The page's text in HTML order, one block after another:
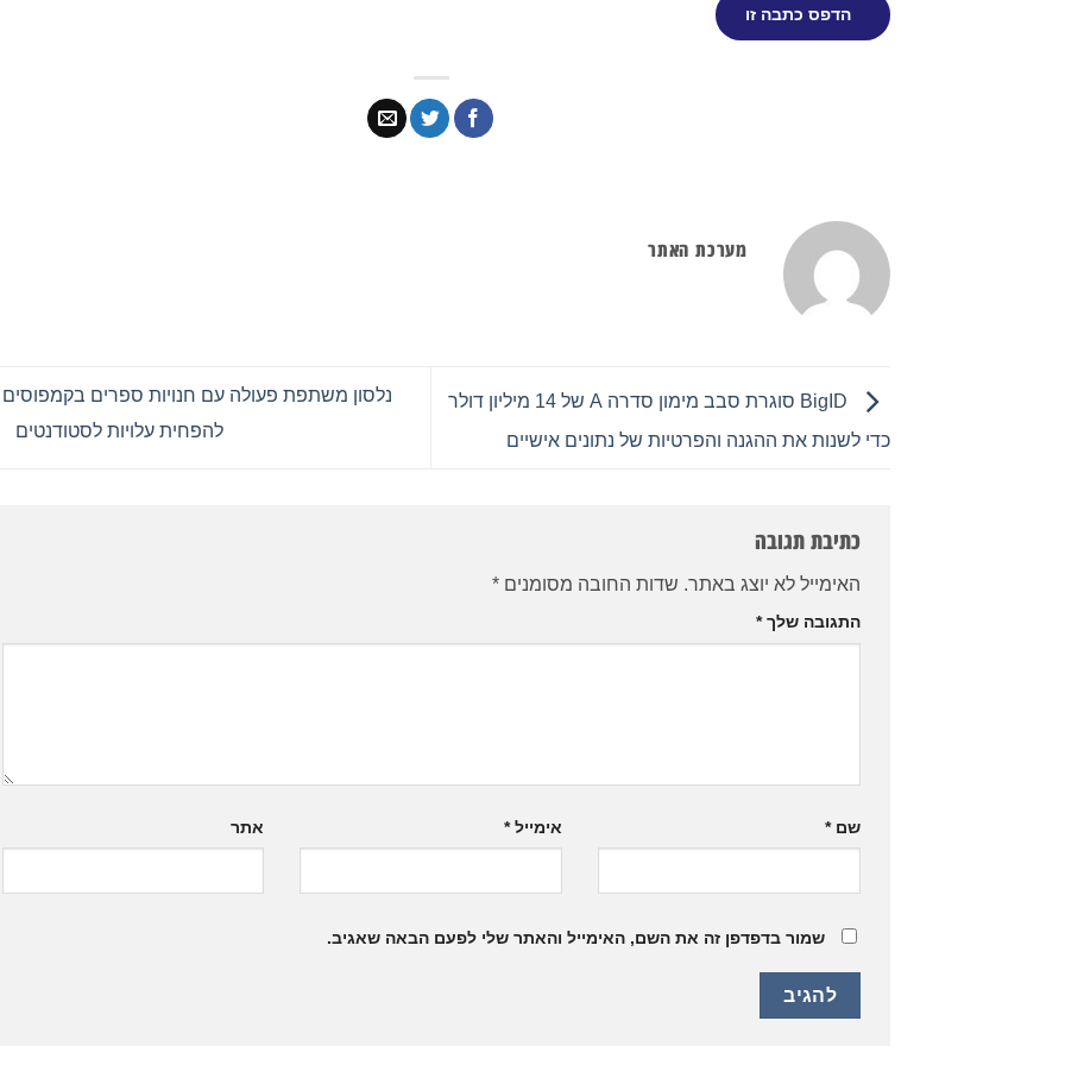
הדפס כתבה זו
מערכת האתר
BigID סוגרת סבב מימון סדרה A של 14 מיליון דולר
כדי לשנות את ההגנה והפרטיות של נתונים אישיים
נלסון משתפת פעולה עם חנויות ספרים בקמפוסים
להפחית עלויות לסטודנטים
כתיבת תגובה
האימייל לא יוצג באתר. שדות החובה מסומנים *
התגובה שלך*
שם* אימייל* אתר
שמור בדפדפן זה את השם, האימייל והאתר שלי לפעם הבאה שאגיב.